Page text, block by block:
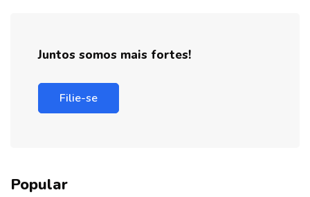
Juntos somos mais fortes!
Filie-se
Popular